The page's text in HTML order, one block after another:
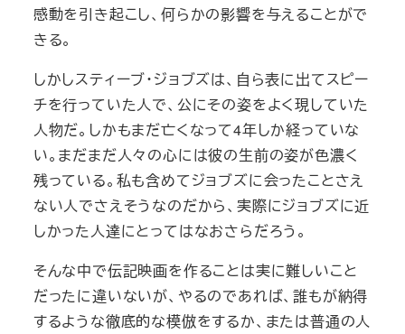
感動を引き起こし、何らかの影響を与えることがで
きる。
しかしスティーブ・ジョブズは、自ら表に出てスピー
チを行っていた人で、公にその姿をよく現していた
人物だ。しかもまだ亡くなって4年しか経っていな
い。まだまだ人々の心には彼の生前の姿が色濃く
残っている。私も含めてジョブズに会ったことさえ
ない人でさえそうなのだから、実際にジョブズに近
しかった人達にとってはなおさらだろう。
そんな中で伝記映画を作ることは実に難しいこと
だったに違いないが、やるのであれば、誰もが納得
するような徹底的な模倣をするか、または普通の人